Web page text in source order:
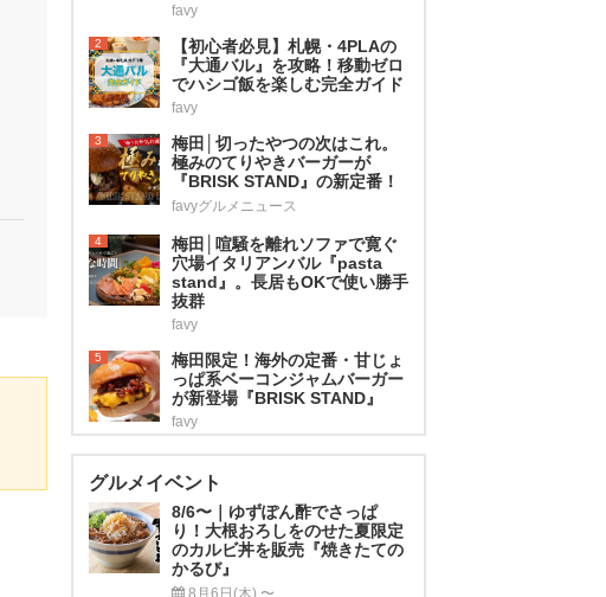
favy
2
【初心者必見】札幌・4PLAの
『大通バル』を攻略！移動ゼロ
でハシゴ飯を楽しむ完全ガイド
favy
3
梅田│切ったやつの次はこれ。
極みのてりやきバーガーが
『BRISK STAND』の新定番！
favyグルメニュース
4
梅田│喧騒を離れソファで寛ぐ
穴場イタリアンバル『pasta
stand』。長居もOKで使い勝手
抜群
favy
5
梅田限定！海外の定番・甘じょ
っぱ系ベーコンジャムバーガー
が新登場『BRISK STAND』
favy
グルメイベント
8/6〜｜ゆずぽん酢でさっぱ
り！大根おろしをのせた夏限定
のカルビ丼を販売『焼きたての
かるび』
8月6日(木) 〜